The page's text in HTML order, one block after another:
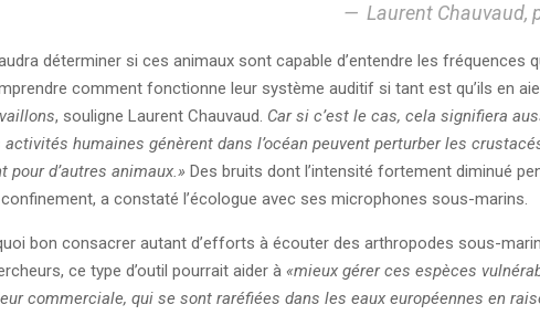
Laurent Chauvaud,
déterminer si ces animaux sont capable d’entendre les fréquences
comment fonctionne leur système auditif si tant est qu’ils en
, souligne Laurent Chauvaud. Car si c’est le cas, cela signifiera
activités humaines génèrent dans l’océan peuvent perturber les
pour d’autres animaux.» Des bruits dont l’intensité fortement diminué
a constaté l’écologue avec ses microphones sous-marins.
bon consacrer autant d’efforts à écouter des arthropodes sous-
ce type d’outil pourrait aider à «mieux gérer ces espèces
commerciale, qui se sont raréfiées dans les eaux européennes en